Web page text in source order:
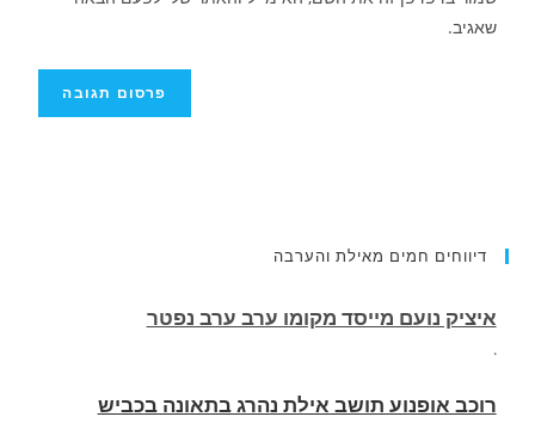
שאגיב.
דיווחים חמים מאילת והערבה
רוכב אופנוע תושב אילת נהרג בתאונה בכביש
העוקף